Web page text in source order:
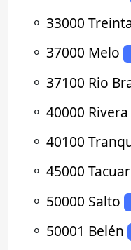
⚬ 33000
⚬ 37000 Melo
⚬ 37100 Rio
⚬ 40000 Rivera
⚬ 40100
⚬ 45000
⚬ 50000 Salto
⚬ 50001 Belén